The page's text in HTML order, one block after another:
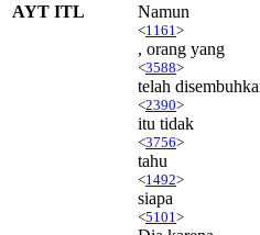
AYT ITL
Namun
<1161 >
, orang yang
<3588>
telah
<2390>
itu tidak
<3756>
tahu
<1492>
siapa
<5101 >